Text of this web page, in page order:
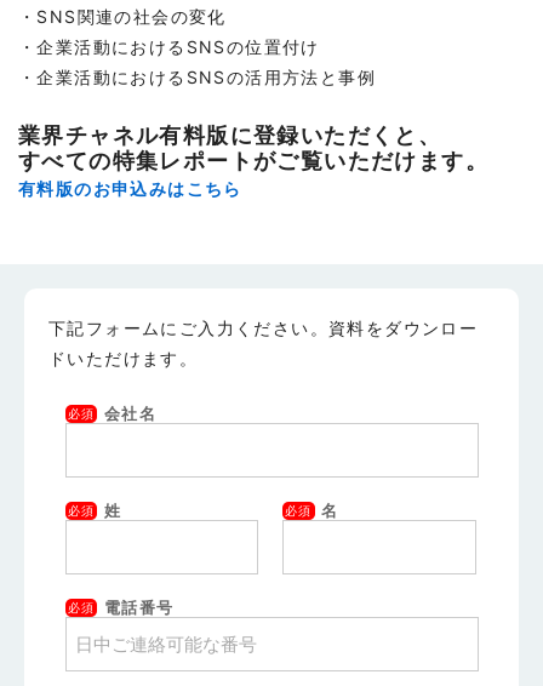
・SNS関連の社会の変化
・企業活動におけるSNSの位置付け
・企業活動におけるSNSの活用方法と事例
業界チャネル有料版に登録いただくと、
すべての特集レポートがご覧いただけます。
有料版のお申込みはこちら
下記フォームにご入力ください。資料をダウンロー
ドいただけます。
必須 会社名
必須 姓 必須 名
必須 電話番号